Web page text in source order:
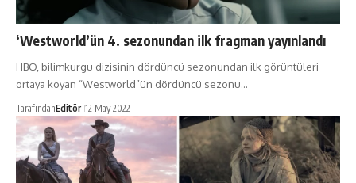
‘Westworld’ün 4. sezonundan ilk fragman yayınlandı
HBO, bilimkurgu dizisinin dördüncü sezonundan ilk görüntüleri
ortaya koyan “Westworld”ün dördüncü sezonu…
TarafındanEditör 12 May 2022